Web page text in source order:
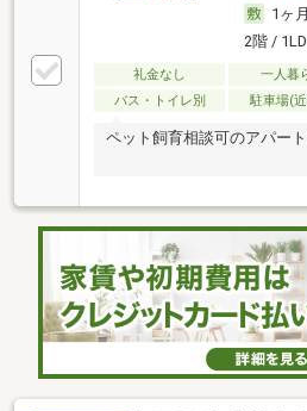
1ヶ月
2階 /
礼金なし 一人暮
バス・トイレ別
駐車場(
ペット飼育相談可のアパート